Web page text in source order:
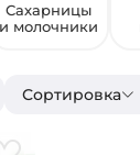
Сахарницы
и молочники
Сортировка